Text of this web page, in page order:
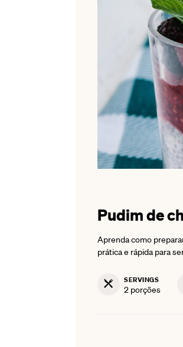
Pudim de
Aprenda como
prática e rápida para
SERVINGS
2 porções